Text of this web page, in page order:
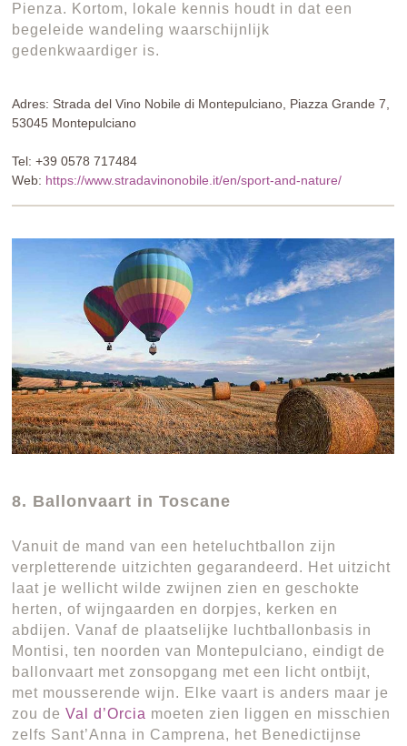
Pienza. Kortom, lokale kennis houdt in dat een
begeleide wandeling waarschijnlijk
gedenkwaardiger is.
Adres: Strada del Vino Nobile di Montepulciano, Piazza Grande 7,
53045 Montepulciano
Tel: +39 0578 717484
Web: https://www.stradavinonobile.it/en/sport-and-nature/
8. Ballonvaart in Toscane
Vanuit de mand van een heteluchtballon zijn
verpletterende uitzichten gegarandeerd. Het uitzicht
laat je wellicht wilde zwijnen zien en geschokte
herten, of wijngaarden en dorpjes, kerken en
abdijen. Vanaf de plaatselijke luchtballonbasis in
Montisi, ten noorden van Montepulciano, eindigt de
ballonvaart met zonsopgang met een licht ontbijt,
met mousserende wijn. Elke vaart is anders maar je
zou deVal d’Orcia moeten zien liggen en misschien
zelfs Sant’Anna in Camprena, het Benedictijnse